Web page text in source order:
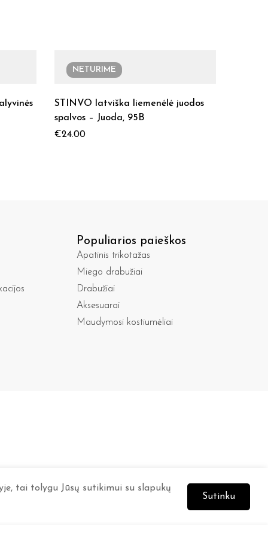
NETURIME
STINVO latviška liemenėlė juodos
spalvos – Juoda, 95B
€24.00
Populiarios paieškos
Apatinis trikotažas
Miego drabužiai
Drabužiai
Aksesuarai
Maudymosi kostiumėliai
tai tolygu Jūsų sutikimui su slapukų
Sutinku